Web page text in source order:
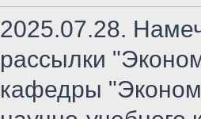
2025.07.28.
рассылки
кафедры